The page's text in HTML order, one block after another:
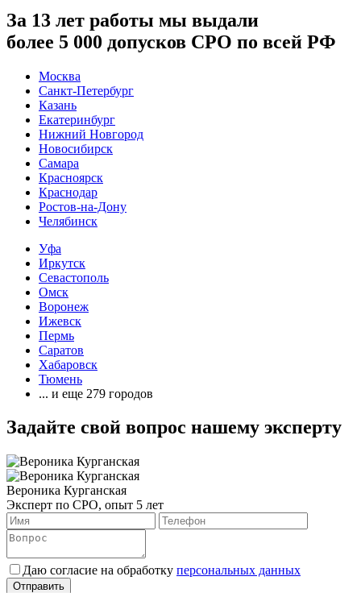
За 13 лет работы мы выдали
более 5 000 допусков СРО по всей РФ
Москва
Санкт-Петербург
Казань
Екатеринбург
Нижний Новгород
Новосибирск
Самара
Красноярск
Краснодар
Ростов-на-Дону
Челябинск
Уфа
Иркутск
Севастополь
Омск
Воронеж
Ижевск
Пермь
Саратов
Хабаровск
Тюмень
... и еще 279 городов
Задайте свой вопрос нашему эксперту
Вероника Курганская
Эксперт по СРО, опыт 5 лет
Даю согласие на обработку персональных данных